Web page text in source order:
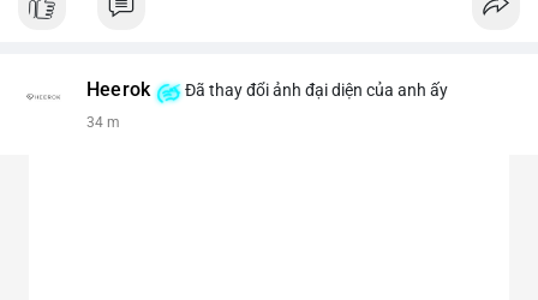
#vlikevn #titanbot
Heerok Đã thay đổi ảnh đại diện của anh ấy
34 m